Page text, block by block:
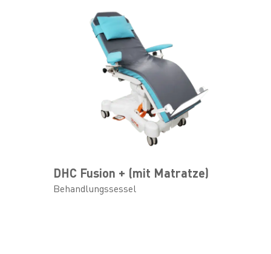
DHC Fusion + (mit Matratze)
Behandlungssessel